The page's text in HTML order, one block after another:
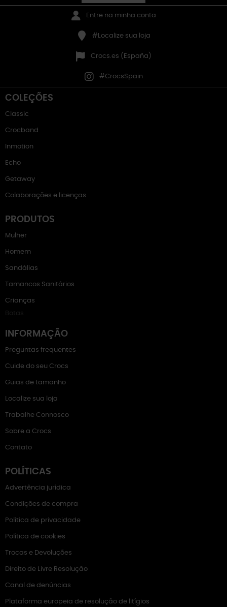
Entre na minha conta
#Localize sua loja
Crocs.es (España)
#CrocsSpain
COLEÇÕES
Classic
Crocband
Inmotion
Echo
Getaway
Colaborações e licenças
PRODUTOS
Mulher
Homem
Sandálias
Tamancos Sanitários
Crianças
Botas
INFORMAÇÃO
Preguntas frequentes
Cuide do seu Crocs
Guias de tamanho
Localize sua loja
Trabalhe Connosco
Sobre a Crocs
Contato
POLÍTICAS
Advertência jurídica
Condições de compra
Política de privacidade
Política de cookies
Trocas e Devoluções
Direito de Livre Resolução
Canal de denúncias
Plataforma europeia de resolução de litígios